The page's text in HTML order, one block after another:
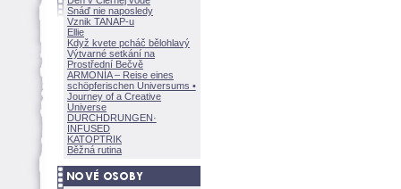
Snáď nie naposledy
Vznik TANAP-u
Ellie
Když kvete pcháč bělohlavý
Výtvarné setkání na
Prostřední Bečvě
ARMONÍA – Reise eines
schöpferischen Universums •
Journey of a Creative
Universe
DURCHDRUNGEN·
INFUSED
KATOPTRIK
Běžná rutina